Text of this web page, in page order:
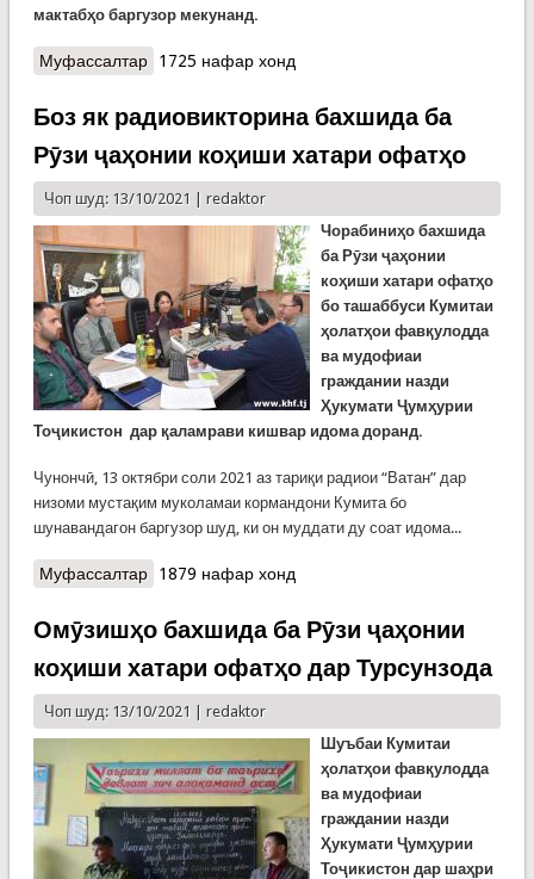
мактабҳо баргузор мекунанд.
Муфассалтаро Идомаи чорабиниҳо бахшида ба Рӯзи коҳиши
1725 нафар хонд
Боз як радиовикторина бахшида ба
Рӯзи ҷаҳонии коҳиши хатари офатҳо
Чоп шуд: 13/10/2021 | redaktor
Чорабиниҳо бахшида
ба Рӯзи ҷаҳонии
коҳиши хатари офатҳо
бо ташаббуси Кумитаи
ҳолатҳои фавқулодда
ва мудофиаи
граждании назди
Ҳукумати Ҷумҳурии
Тоҷикистон дар қаламрави кишвар идома доранд.
Чунончӣ, 13 октябри соли 2021 аз тариқи радиои “Ватан” дар
низоми мустақим муколамаи кормандони Кумита бо
шунавандагон баргузор шуд, ки он муддати ду соат идома...
Муфассалтаро Боз як радиовикторина бахшида ба Рӯзи
1879 нафар хонд
Омӯзишҳо бахшида ба Рӯзи ҷаҳонии
коҳиши хатари офатҳо дар Турсунзода
Чоп шуд: 13/10/2021 | redaktor
Шуъбаи Кумитаи
ҳолатҳои фавқулодда
ва мудофиаи
граждании назди
Ҳукумати Ҷумҳурии
Тоҷикистон дар шаҳри